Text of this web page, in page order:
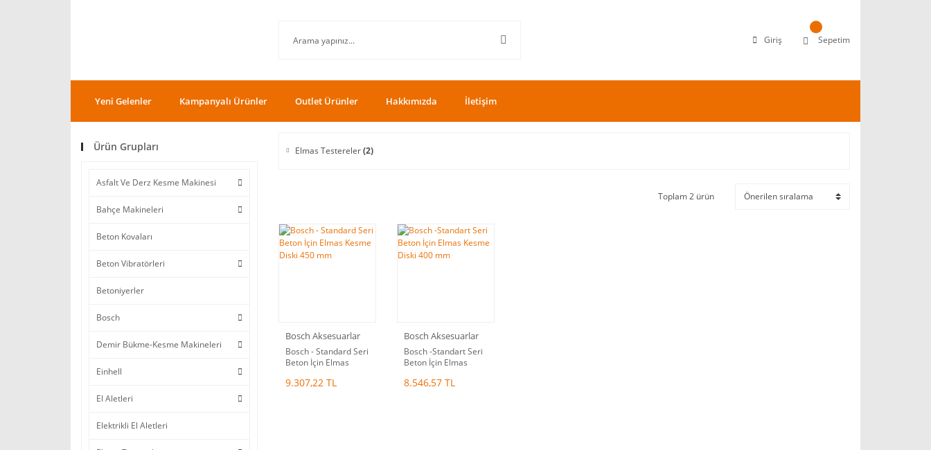
Giriş Sepetim
Yeni Gelenler Kampanyalı Ürünler Outlet Ürünler Hakkımızda İletişim
Ürün Grupları
Asfalt Ve Derz Kesme Makinesi
Bahçe Makineleri
Beton Kovaları
Beton Vibratörleri
Betoniyerler
Bosch
Demir Bükme-Kesme Makineleri
Einhell
El Aletleri
Elektrikli El Aletleri
Elmas Testereler(2)
Toplam 2 ürün
Bosch Aksesuarlar
Bosch - Standard Seri
Beton İçin Elmas
9.307,22 TL
Bosch Aksesuarlar
Bosch -Standart Seri
Beton İçin Elmas
8.546,57 TL